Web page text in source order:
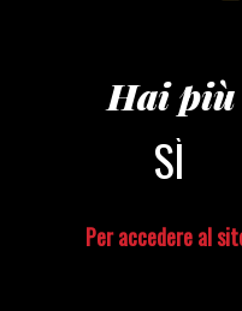
Hai più
Per accedere al